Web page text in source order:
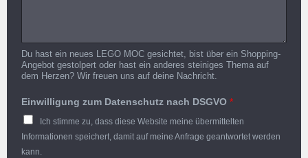
Du hast ein neues LEGO MOC gesichtet, bist über ein Shopping-
Angebot gestolpert oder hast ein anderes steiniges Thema auf
dem Herzen? Wir freuen uns auf deine Nachricht.
Einwilligung zum Datenschutz nach DSGVO *
Ich stimme zu, dass diese Website meine übermittelten
Informationen speichert, damit auf meine Anfrage geantwortet werden
kann.